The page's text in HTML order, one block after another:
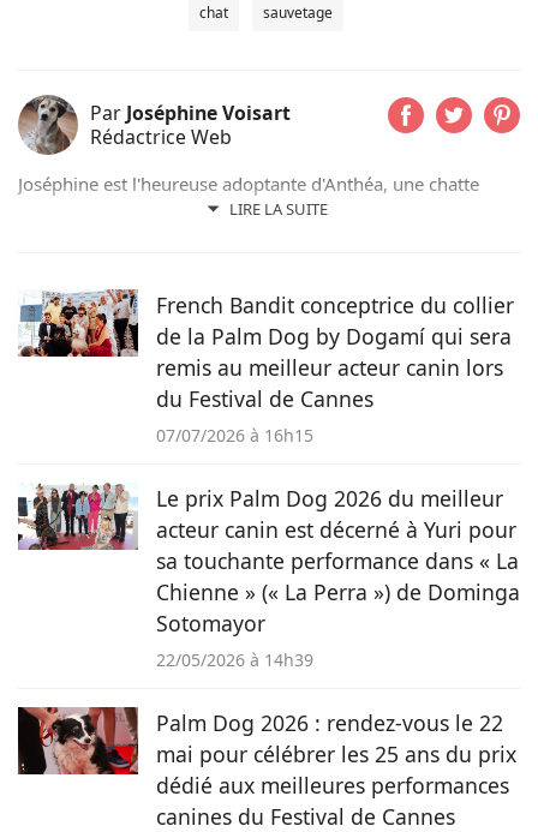
chat sauvetage
Par Joséphine Voisart
Rédactrice Web
LIRE LA SUITE
Joséphine est l'heureuse adoptante d'Anthéa, une chatte
issue d'un refuge de sa région ; et de Lizzy, une chienne qui
des animaux et de tous ceux qui les aiment sur Pets-
Dating.com
French Bandit conceptrice du collier
de la Palm Dog by Dogamí qui sera
remis au meilleur acteur canin lors
du Festival de Cannes
07/07/2026 à 16h15
Le prix Palm Dog 2026 du meilleur
acteur canin est décerné à Yuri pour
sa touchante performance dans « La
Chienne » (« La Perra ») de Dominga
Sotomayor
22/05/2026 à 14h39
Palm Dog 2026 : rendez-vous le 22
mai pour célébrer les 25 ans du prix
dédié aux meilleures performances
canines du Festival de Cannes